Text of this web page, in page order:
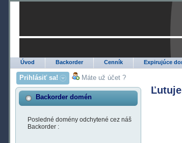
Úvod Backorder Cenník Expirujúce
Prihlásiť sa! Máte už účet ?
Backorder domén
Posledné domény odchytené cez náš
Backorder :